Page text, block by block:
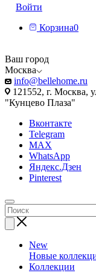
Войти
Корзина0
Ваш город
Москва
info@bellehome.ru
121552, г. Москва,
"Кунцево Плаза"
Вконтакте
Telegram
MAX
WhatsApp
Яндекс.Дзен
Pinterest
New
Новые
Коллекции